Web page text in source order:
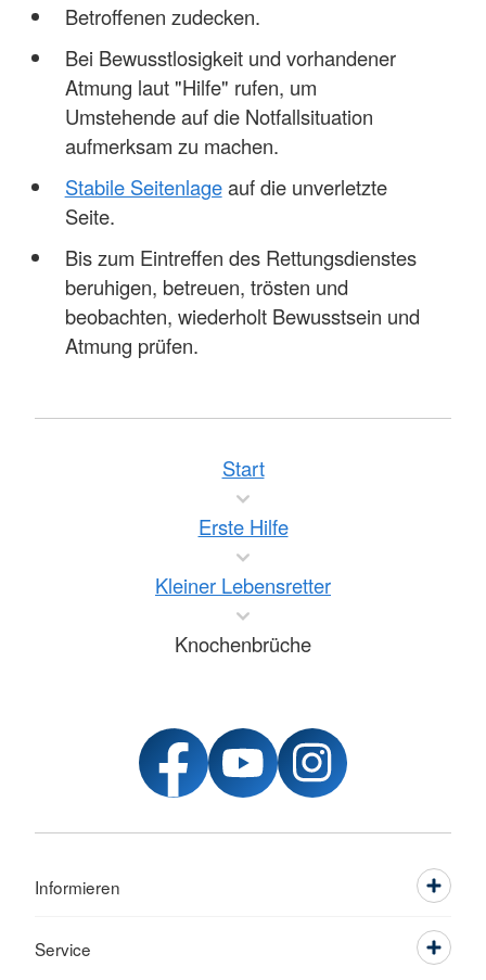
Betroffenen zudecken.
Bei Bewusstlosigkeit und vorhandener
Atmung laut "Hilfe" rufen, um
Umstehende auf die Notfallsituation
aufmerksam zu machen.
Stabile Seitenlageauf die unverletzte
Seite.
Bis zum Eintreffen des Rettungsdienstes
beruhigen, betreuen, trösten und
beobachten, wiederholt Bewusstsein und
Atmung prüfen.
Start
Erste Hilfe
Kleiner Lebensretter
Knochenbrüche
Informieren
Service